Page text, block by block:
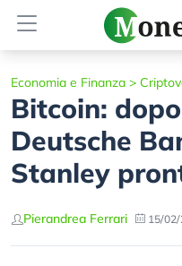
Economia e Finanza >
Bitcoin:
Deutsche
Stanley
Pierandrea Ferrari 15/02/